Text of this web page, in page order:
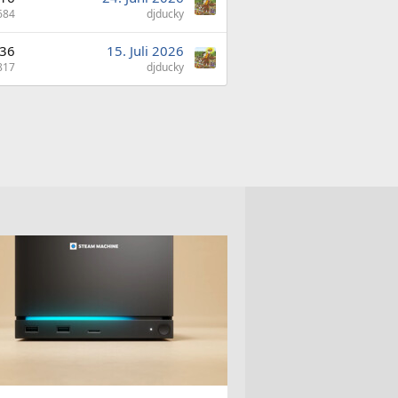
djducky
36 15. Juli 2026
djducky